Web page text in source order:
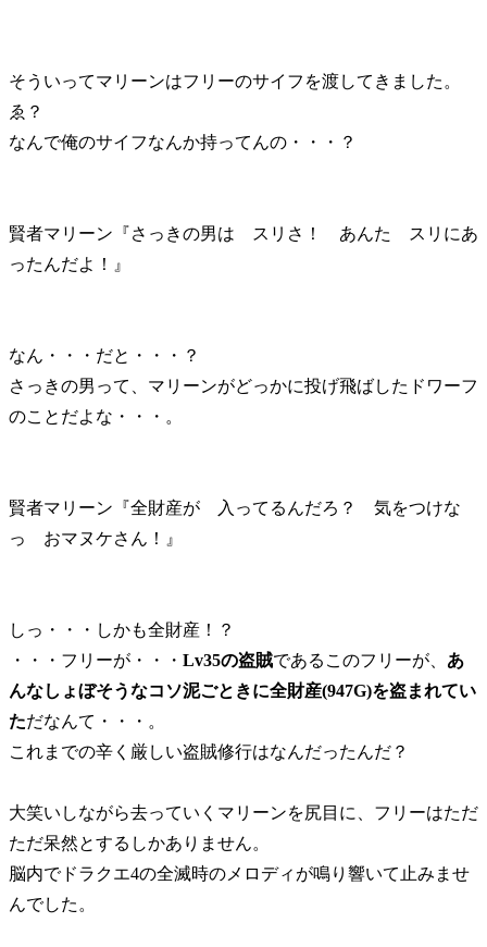
そういってマリーンはフリーのサイフを渡してきました。
ゑ？
なんで俺のサイフなんか持ってんの・・・？
賢者マリーン『さっきの男は スリさ！ あんた スリにあ
ったんだよ！』
なん・・・だと・・・？
さっきの男って、マリーンがどっかに投げ飛ばしたドワーフ
のことだよな・・・。
賢者マリーン『全財産が 入ってるんだろ？ 気をつけな
っ おマヌケさん！』
しっ・・・しかも全財産！？
・・・フリーが・・・ Lv35の盗賊であるこのフリーが、 あ
んなしょぼそうなコソ泥ごときに全財産(947G)を盗まれてい
ただなんて・・・。
これまでの辛く厳しい盗賊修行はなんだったんだ？
大笑いしながら去っていくマリーンを尻目に、フリーはただ
ただ呆然とするしかありません。
脳内でドラクエ4の全滅時のメロディが鳴り響いて止みませ
んでした。